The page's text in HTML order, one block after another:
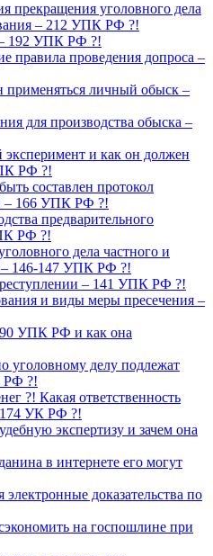
прекращения уголовного дела
– 212 УПК РФ ?!
– 192 УПК РФ ?!
правила проведения допроса –
применяться личный обыск –
для производства обыска –
эксперимент и как он должен
РФ ?!
составлен протокол
– 166 УПК РФ ?!
предварительного
РФ ?!
дела частного и
– 146-147 УПК РФ ?!
– 141 УПК РФ ?!
и виды меры пресечения –
90 УПК РФ и как она
уголовному делу подлежат
РФ ?!
?! Какая ответственность
174 УК РФ ?!
экспертизу и зачем она
в интернете его могут
электронные доказательства по
на госпошлине при